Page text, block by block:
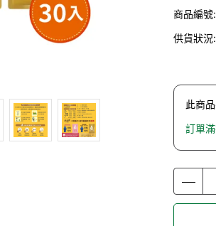
商品編號:
供貨狀況:
此商
訂單